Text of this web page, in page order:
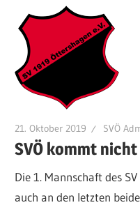
21. Oktober 2019 SVÖ
SVÖ kommt
Die 1. Mannschaft des
auch an den letzten